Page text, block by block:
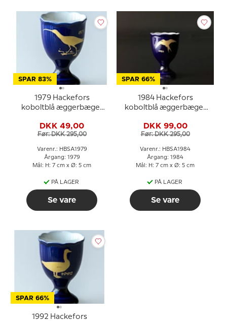
SPAR 83%
1979 Hackefors
koboltblå æggerbæger
DKK 49,00
Før: DKK 295,00
Varenr.: HBSA1979
Årgang: 1979
Mål: H: 7 cm x Ø: 5 cm
PÅ LAGER
Se vare
SPAR 66%
1984 Hackefors
koboltblå æggerbæger
DKK 99,00
Før: DKK 295,00
Varenr.: HBSA1984
Årgang: 1984
Mål: H: 7 cm x Ø: 5 cm
PÅ LAGER
Se vare
SPAR 66%
1992 Hackefors